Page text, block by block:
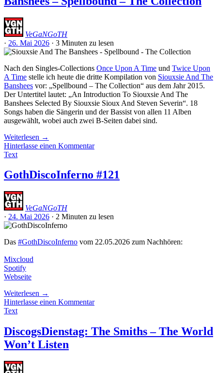
VeGaNGoTH
· 26. Mai 2026 · 3 Minuten zu lesen
Nach den Singles-Collections Once Upon A Time und Twice Upon
A Time stelle ich heute die dritte Kompilation von Siouxsie And The
Banshees vor: „Spellbound – The Collection“ aus dem Jahr 2015.
Der Untertitel lautet: „An Introduction To Siouxsie And The
Banshees Selected By Siouxsie Sioux And Steven Severin“. 18
Songs haben die Sängerin und der Bassist von allen 11 Alben
ausgewählt, wobei auch zwei B-Seiten dabei sind.
Weiterlesen →
Hinterlasse einen Kommentar
Text
GothDiscoInferno #121
VeGaNGoTH
· 24. Mai 2026 · 2 Minuten zu lesen
Das #GothDiscoInferno vom 22.05.2026 zum Nachhören:
Mixcloud
Spotify
Webseite
Weiterlesen →
Hinterlasse einen Kommentar
Text
DiscogsDienstag: The Smiths – The World
Won’t Listen